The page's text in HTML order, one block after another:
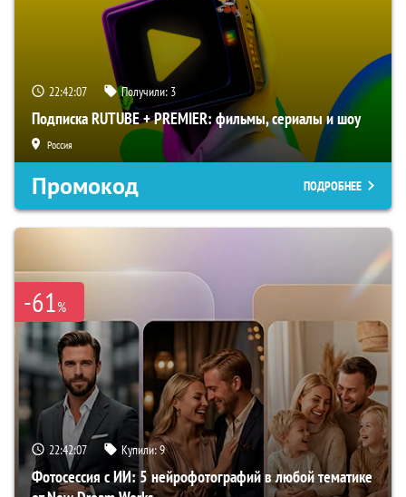
22:42:06 Получили: 3
Подписка RUTUBE + PREMIER: фильмы, сериалы и шоу
Россия
Промокод ПОДРОБНЕЕ
-61%
22:42:06 Купили:9
Фотосессия с ИИ: 5 нейрофотографий в любой тематике